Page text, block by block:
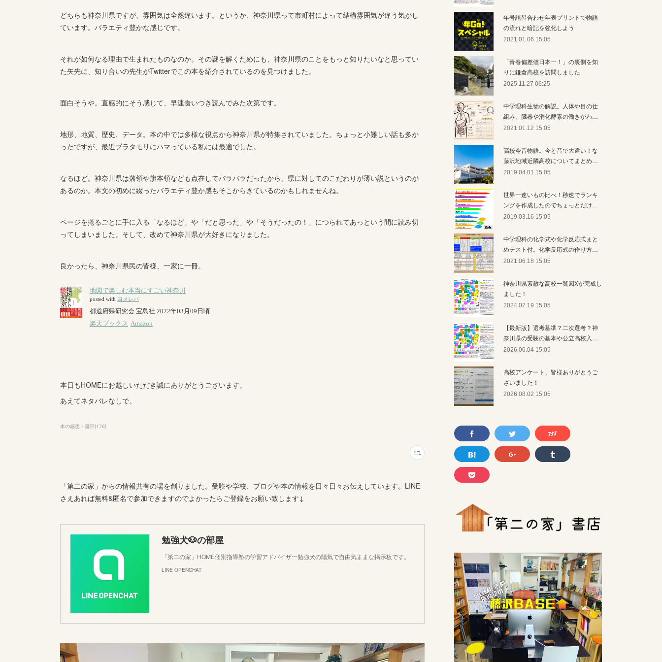
どちらも神奈川県ですが、雰囲気は全然違います。というか、神奈川県って市町村によって結構雰囲気が違う気がし
ています。バラエティ豊かな感じです。
それが如何なる理由で生まれたものなのか。その謎を解くためにも、神奈川県のことをもっと知りたいなと思ってい
た矢先に、知り合いの先生がTwitterでこの本を紹介されているのを見つけました。
面白そうや。直感的にそう感じて、早速食いつき読んでみた次第です。
地形、地質、歴史、データ。本の中では多様な視点から神奈川県が特集されていました。ちょっと小難しい話も多か
ったですが、最近ブラタモリにハマっている私には最適でした。
なるほど。神奈川県は藩領や旗本領なども点在してバラバラだったから、県に対してのこだわりが薄い説というのが
あるのか。本文の初めに綴ったバラエティ豊か感もそこからきているのかもしれませんね。
ページを捲るごとに手に入る「なるほど」や「だと思った」や「そうだったの！」につられてあっという間に読み切
ってしまいました。そして、改めて神奈川県が大好きになりました。
良かったら、神奈川県民の皆様、一家に一冊。
本日もHOMEにお越しいただき誠にありがとうございます。
あえてネタバレなしで。
本の感想・書評(176)
「第二の家」からの情報共有の場を創りました。受験や学校、ブログや本の情報を日々日々お伝えしています。LINE
さえあれば無料&匿名で参加できますのでよかったらご登録をお願い致します↓
勉強犬🐶の部屋
「第二の家」HOME個別指導塾の学習アドバイザー勉強犬の陽気で自由気ままな掲示板です。
LINE OPENCHAT
年号語呂合わせ年表プリントで物語
の流れと暗記を強化しよう
2021.01.06 15:05
「青春偏差値日本一！」の裏側を知
りに鎌倉高校を訪問しました
2025.11.27 06:25
中学理科生物の解説。人体や目の仕
組み、臓器や消化酵素の働きがわ…
2021.01.12 15:05
高校今昔物語。今と昔で大違い！な
藤沢地域近隣高校についてまとめ…
2019.04.01 15:05
世界一速いもの比べ！秒速でランキ
ングを作成したのでちょっとだけ…
2019.03.16 15:05
中学理科の化学式や化学反応式まと
めテスト付。化学反応式の作り方…
2021.06.18 15:05
神奈川県素敵な高校一覧図Xが完成し
ました！
2024.07.19 15:05
【最新版】選考基準？二次選考？神
奈川県の受験の基本や公立高校入…
2026.06.04 15:05
高校アンケート、皆様ありがとうご
ざいました！
2026.08.02 15:05